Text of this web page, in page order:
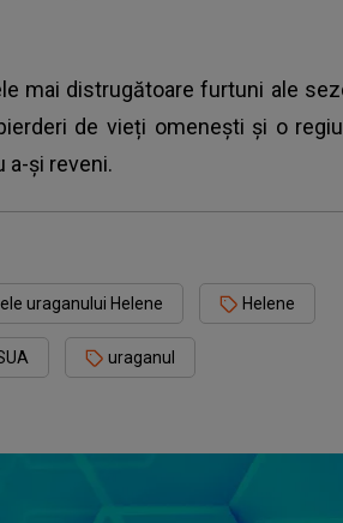
mai distrugătoare furtuni ale
de vieți omenești și o
a-și reveni.
uraganului Helene Helene
uraganul